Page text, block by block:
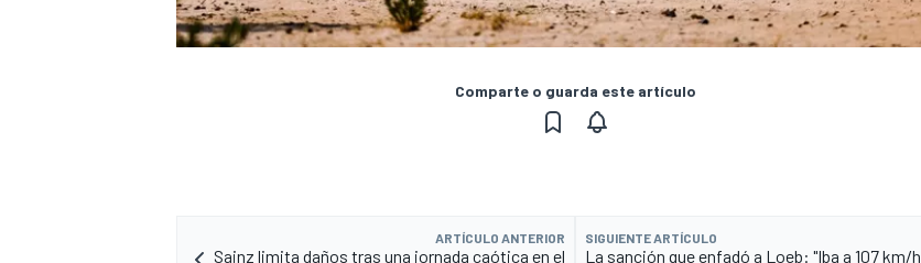
Comparte o guarda este artículo
ARTÍCULO ANTERIOR
Sainz limita daños tras una jornada caótica en el
SIGUIENTE ARTÍCULO
La sanción que enfadó a Loeb: "Iba a 107 km/h